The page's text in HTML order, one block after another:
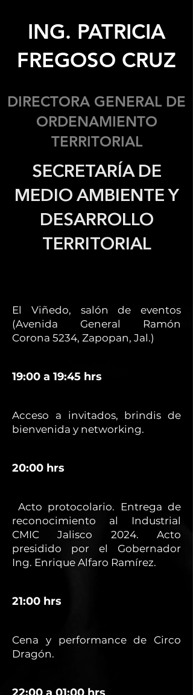
ING. PATRICIA
FREGOSO CRUZ
DIRECTORA GENERAL DE
ORDENAMIENTO
TERRITORIAL
SECRETARÍA DE
MEDIO AMBIENTE Y
DESARROLLO
TERRITORIAL
El Viñedo, salón de eventos
(Avenida General Ramón
Corona 5234, Zapopan, Jal.)
19:00 a 19:45 hrs
Acceso a invitados, brindis de
bienvenida y networking.
20:00 hrs
Acto protocolario. Entrega de
reconocimiento al Industrial
CMIC Jalisco 2024. Acto
presidido por el Gobernador
Ing. Enrique Alfaro Ramírez.
21:00 hrs
Cena y performance de Circo
Dragón.